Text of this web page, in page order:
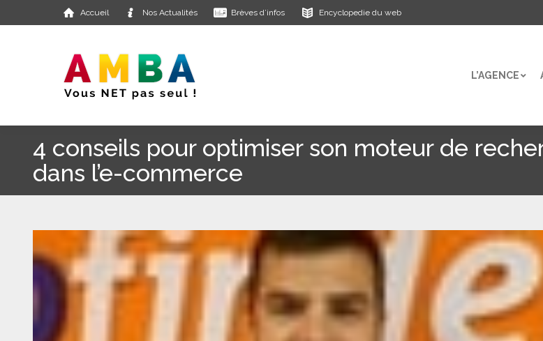
Accueil Nos Actualités Brèves d’infos Encyclopedie du web
L’AGENCE
4 conseils pour optimiser son moteur de
dans l’e-commerce